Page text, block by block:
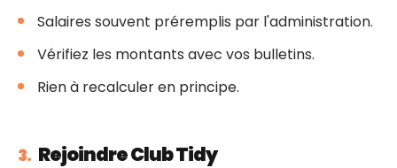
Salaires souvent préremplis par l'administration.
Vérifiez les montants avec vos bulletins.
Rien à recalculer en principe.
3. Rejoindre Club Tidy